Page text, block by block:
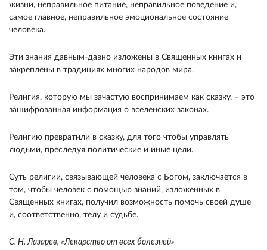
жизни, неправильное питание, неправильное поведение и,
самое главное, неправильное эмоциональное состояние
человека.
Эти знания давным-давно изложены в Священных книгах и
закреплены в традициях многих народов мира.
Религия, которую мы зачастую воспринимаем как сказку, – это
зашифрованная информация о вселенских законах.
Религию превратили в сказку, для того чтобы управлять
людьми, преследуя политические и иные цели.
Суть религии, связывающей человека с Богом, заключается в
том, чтобы человек с помощью знаний, изложенных в
Священных книгах, получил возможность помочь своей душе
и, соответственно, телу и судьбе.
С. Н. Лазарев, «Лекарство от всех болезней»